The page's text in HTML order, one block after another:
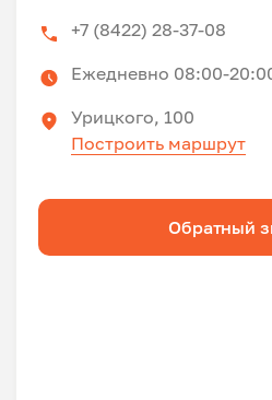
+7 (8422) 28-37-08
Ежедневно 08:00-
Урицкого, 100
Построить маршрут
Обратный